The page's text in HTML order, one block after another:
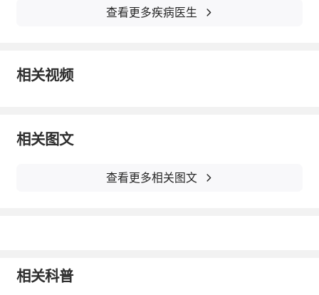
奋更多水平走向的联接神经元,产生兴奋性突触
不同频率的rTMS刺激对皮层代谢及脑血流
低局部代谢水平。
低频rTMS短时影响脑血流状态,使刺激同
谢率降低,而同侧枕叶、楔叶葡萄糖代谢率增加
瘤手术。查看更多疾病医生
相关视频
相关图文
查看更多相关图文
相关科普